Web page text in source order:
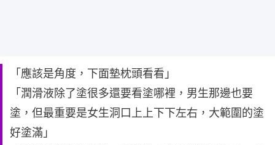
「應該是角度，下面墊枕頭看看」
「潤滑液除了塗很多還要看塗哪裡，男生那邊也要
塗，但最重要是女生洞口上上下下左右，大範圍的塗
好塗滿」